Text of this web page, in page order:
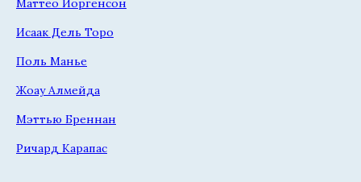
Маттео Йоргенсон
Исаак Дель Торо
Поль Манье
Жоау Алмейда
Мэттью Бреннан
Ричард Карапас